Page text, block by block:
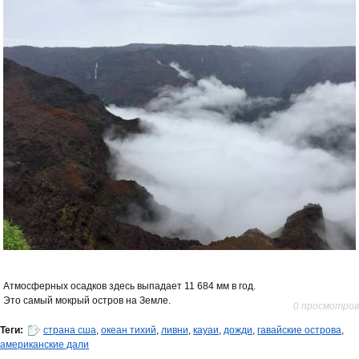
Атмосферных осадков здесь выпадает 11 684 мм в год.
Это самый мокрый остров на Земле.
0 просмотров
Теги: страна сша, океан тихий, ливни, кауаи, дожди, гавайские острова,
американские дали